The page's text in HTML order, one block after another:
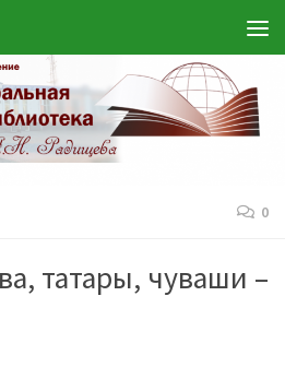
0
татары, чуваши –